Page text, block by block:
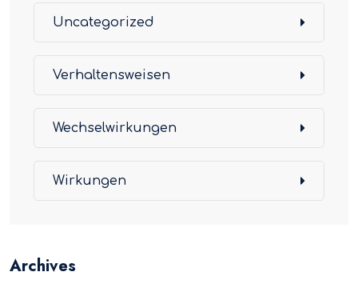
Uncategorized
Verhaltensweisen
Wechselwirkungen
Wirkungen
Archives